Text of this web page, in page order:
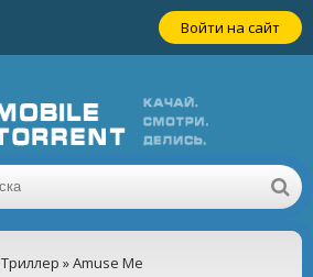
Войти на сайт
Триллер » Amuse Me